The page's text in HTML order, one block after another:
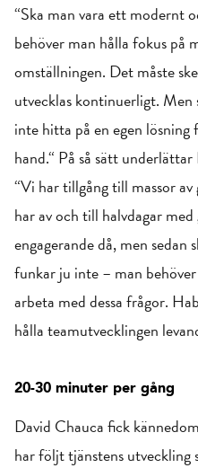
“Ska man vara ett modernt
behöver man hålla fokus på
omställningen. Det måste
utvecklas kontinuerligt.
inte hitta på en egen
hand.“ På så sätt
“Vi har tillgång till massor
har av och till halvdagar
engagerande då, men
funkar ju inte – man
arbeta med dessa frågor.
hålla teamutvecklingen
20-30 minuter per gång
David Chauca fick
har följt tjänstens utveckling